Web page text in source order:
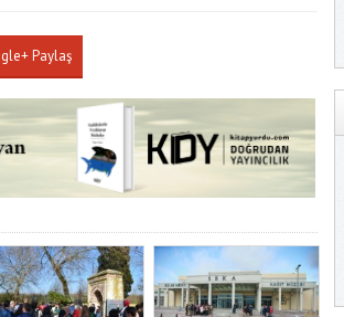
Paylaş